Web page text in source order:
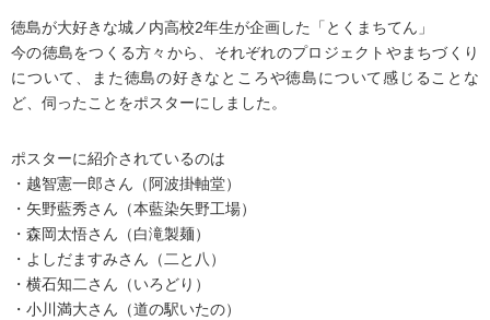
徳島が大好きな城ノ内高校2年生が企画した「とくまちてん」
今の徳島をつくる方々から、それぞれのプロジェクトやまちづくり
について、また徳島の好きなところや徳島について感じることな
ど、伺ったことをポスターにしました。
ポスターに紹介されているのは
・越智憲一郎さん（阿波掛軸堂）
・矢野藍秀さん（本藍染矢野工場）
・森岡太悟さん（白滝製麺）
・よしだますみさん（二と八）
・横石知二さん（いろどり）
・小川満大さん（道の駅いたの）